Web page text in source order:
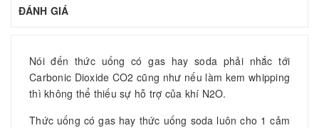
ĐÁNH GIÁ
Nói đến thức uống có gas hay soda phải nhắc tới
Carbonic Dioxide CO2 cũng như nếu làm kem whipping
thì không thể thiếu sự hỗ trợ của khí N2O.
Thức uống có gas hay thức uống soda luôn cho 1 cảm